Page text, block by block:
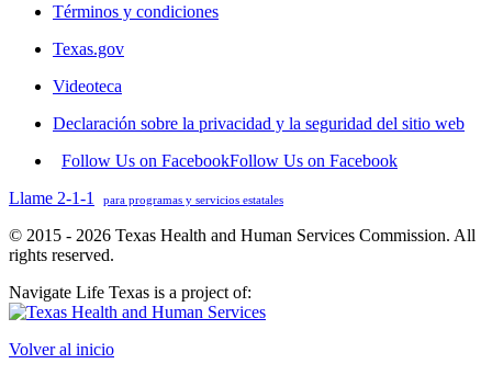
Términos y condiciones
Texas.gov
Videoteca
Declaración sobre la privacidad y la seguridad del sitio web
Follow Us on FacebookFollow Us on Facebook
Llame 2-1-1
para programas y servicios estatales
© 2015 - 2026 Texas Health and Human Services Commission. All
rights reserved.
Navigate Life Texas is a project of:
Volver al inicio